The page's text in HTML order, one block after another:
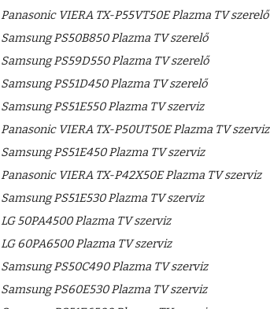
Panasonic VIERA TX-P55VT50E Plazma TV szerelő
Samsung PS50B850 Plazma TV szerelő
Samsung PS59D550 Plazma TV szerelő
Samsung PS51D450 Plazma TV szerelő
Samsung PS51E550 Plazma TV szerviz
Panasonic VIERA TX-P50UT50E Plazma TV szerviz
Samsung PS51E450 Plazma TV szerviz
Panasonic VIERA TX-P42X50E Plazma TV szerviz
Samsung PS51E530 Plazma TV szerviz
LG 50PA4500 Plazma TV szerviz
LG 60PA6500 Plazma TV szerviz
Samsung PS50C490 Plazma TV szerviz
Samsung PS60E530 Plazma TV szerviz